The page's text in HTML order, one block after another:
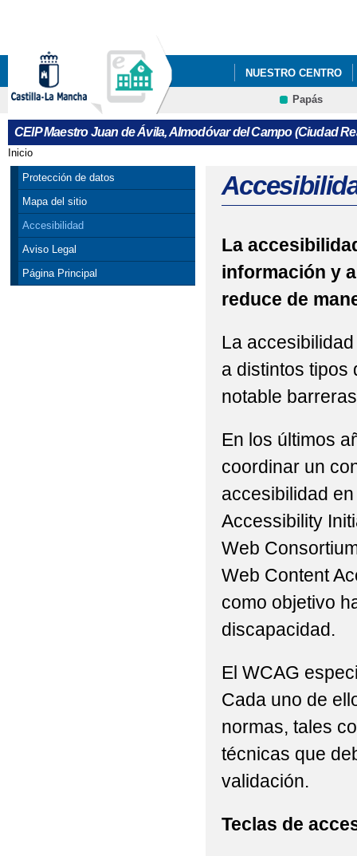
NUESTRO CENTRO
DESFILE DE
Papás
Contacto
CEIP Maestro Juan de Ávila, Almodóvar del Campo (Ciudad
Se encuentra usted aquí
Inicio
Protección de datos
Mapa del sitio
Accesibilidad
Aviso Legal
Página Principal
La
información y
reduce de
La
a distintos tipos
notable
En los últimos
coordinar un
accesibilidad
Accessibility
Web
Web Content
como objetivo
discapacidad.
El WCAG
Cada uno de
normas, tales
técnicas que
validación.
Teclas de